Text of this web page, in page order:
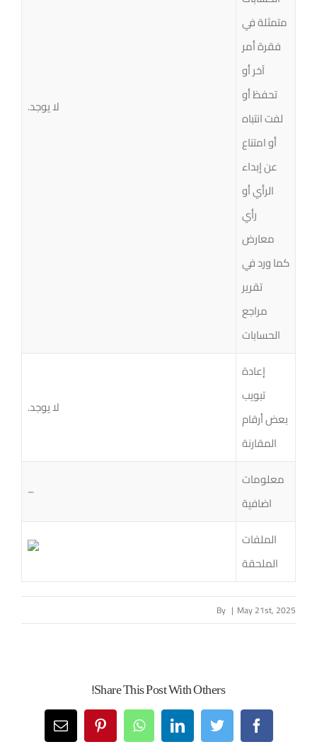
متمثلة في
فقرة أمر
آخر أو
تحفظ أو
لفت انتباه
أو امتناع
عن إبداء
الرأي أو
رأي
معارض
كما ورد في
تقرير
مراجع
الحسابات
لا يوجد.
إعادة
تبويب
بعض أرقام
المقارنة
لا يوجد.
معلومات
اضافية
–
الملفات
الملحقة
By | May 21st, 2025
Share This Post With Others!
Facebook
Twitter
LinkedIn
WhatsApp
Pinterest
Email